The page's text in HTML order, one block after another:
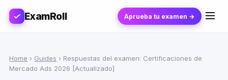
ExamRoll Aprueba tu examen →
Home › Guides › Respuestas del examen: Certificaciones de
Mercado Ads 2026 [Actualizado]